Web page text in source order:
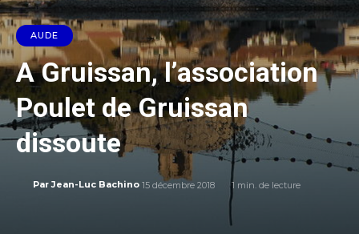
AUDE
A Gruissan, l’association
Poulet de Gruissan
dissoute
Par Jean-Luc Bachino 15 décembre 2018 1 min. de lecture